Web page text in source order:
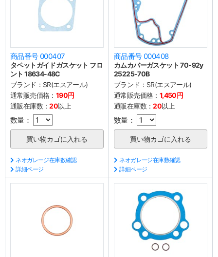
商品番号 000407
タペットガイドガスケット フロ
ント 18634-48C
ブランド： SR(エスアール)
通常販売価格： 190円
通販在庫数：20以上
数量：
ネオガレージ在庫数確認
詳細ページ
商品番号 000408
カムカバーガスケット 70-92y
25225-70B
ブランド： SR(エスアール)
通常販売価格： 1,450円
通販在庫数：20以上
数量：
ネオガレージ在庫数確認
詳細ページ